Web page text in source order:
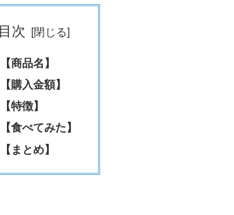
目次
【商品名】
【購入金額】
【特徴】
【食べてみた】
【まとめ】